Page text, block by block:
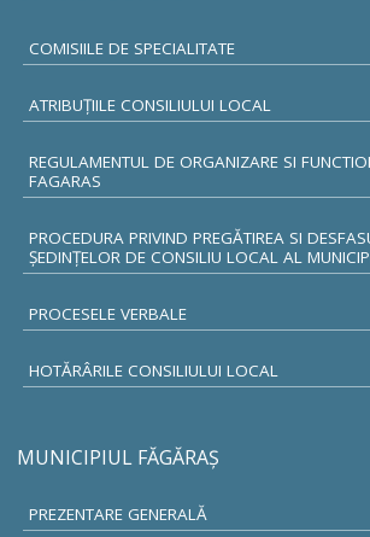
COMISIILE DE SPECIALITATE
ATRIBUŢIILE CONSILIULUI LOCAL
REGULAMENTUL DE ORGANIZARE SI
FAGARAS
PROCEDURA PRIVIND PREGĂTIREA SI
ȘEDINȚELOR DE CONSILIU LOCAL AL
PROCESELE VERBALE
HOTĂRÂRILE CONSILIULUI LOCAL
MUNICIPIUL FĂGĂRAŞ
PREZENTARE GENERALĂ